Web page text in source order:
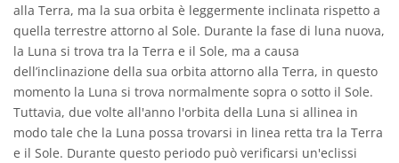
alla Terra, ma la sua orbita è leggermente inclinata rispetto a
quella terrestre attorno al Sole. Durante la fase di luna nuova,
la Luna si trova tra la Terra e il Sole, ma a causa
dell’inclinazione della sua orbita attorno alla Terra, in questo
momento la Luna si trova normalmente sopra o sotto il Sole.
Tuttavia, due volte all'anno l'orbita della Luna si allinea in
modo tale che la Luna possa trovarsi in linea retta tra la Terra
e il Sole. Durante questo periodo può verificarsi un'eclissi